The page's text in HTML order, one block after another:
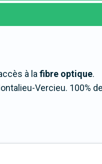
à lafibre optique.
Vercieu. 100%